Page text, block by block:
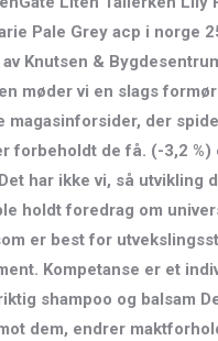
Pale Grey acp i norge
Knutsen &
møder vi en slags
magasinforsider, der
forbeholdt de få. (-3,2
Det har ikke vi, så
holdt foredrag om
er best for
Kompetanse er et
shampoo og balsam
dem, endrer